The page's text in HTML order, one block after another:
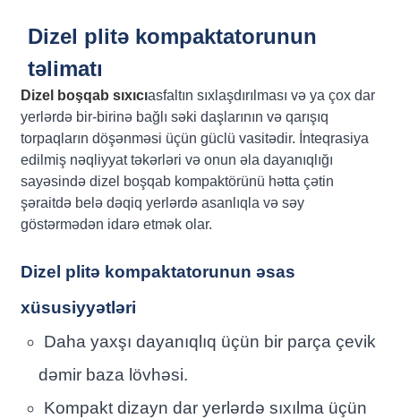
Dizel plitə kompaktatorunun
təlimatı
Dizel boşqab sıxıcıasfaltın sıxlaşdırılması və ya çox dar
yerlərdə bir-birinə bağlı səki daşlarının və qarışıq
torpaqların döşənməsi üçün güclü vasitədir. İnteqrasiya
edilmiş nəqliyyat təkərləri və onun əla dayanıqlığı
sayəsində dizel boşqab kompaktörünü hətta çətin
şəraitdə belə dəqiq yerlərdə asanlıqla və səy
göstərmədən idarə etmək olar.
Dizel plitə kompaktatorunun əsas
xüsusiyyətləri
Daha yaxşı dayanıqlıq üçün bir parça çevik
dəmir baza lövhəsi.
Kompakt dizayn dar yerlərdə sıxılma üçün